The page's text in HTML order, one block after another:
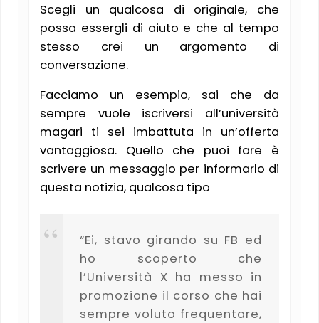
Scegli un qualcosa di originale, che
possa essergli di aiuto e che al tempo
stesso crei un argomento di
conversazione.
Facciamo un esempio, sai che da
sempre vuole iscriversi all’università
magari ti sei imbattuta in un’offerta
vantaggiosa. Quello che puoi fare è
scrivere un messaggio per informarlo di
questa notizia, qualcosa tipo
“Ei, stavo girando su FB ed
ho scoperto che
l’Università X ha messo in
promozione il corso che hai
sempre voluto frequentare,